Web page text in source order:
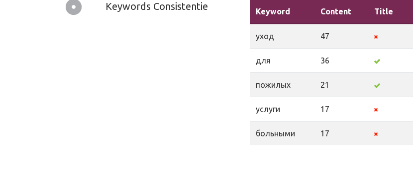
Keywords Consistentie Keyword Content Title
уход 47
для 36
пожилых 21
услуги 17
больными 17